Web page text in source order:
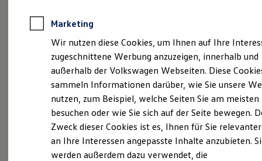
Anpfiff zum Gewinn
Elektroautos
ID. Tutorials
Elektrofahrzeugkonzepte
Reichweite
Reichweite der ID. Modelle
Reichweite im Winter
Laden
Laden unterwegs
Laden Zuhause
Probefahrt vereinbaren
Marketing
Wir nutzen diese Cookies, um Ihnen auf Ihre
zugeschnittene Werbung anzuzeigen, innerhalb und
außerhalb der Volkswagen Webseiten. Diese
sammeln Informationen darüber, wie Sie unsere
nutzen, zum Beispiel, welche Seiten Sie am meisten
besuchen oder wie Sie sich auf der Seite bewegen.
Zweck dieser Cookies ist es, Ihnen für Sie
an Ihre Interessen angepasste Inhalte anzubieten.
werden außerdem dazu verwendet, die